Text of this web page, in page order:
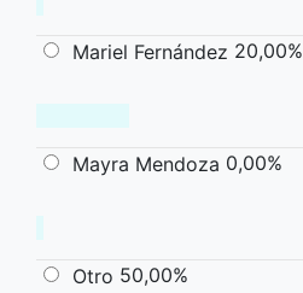
Mariel Fernández 20,00%
Mayra Mendoza 0,00%
Otro 50,00%